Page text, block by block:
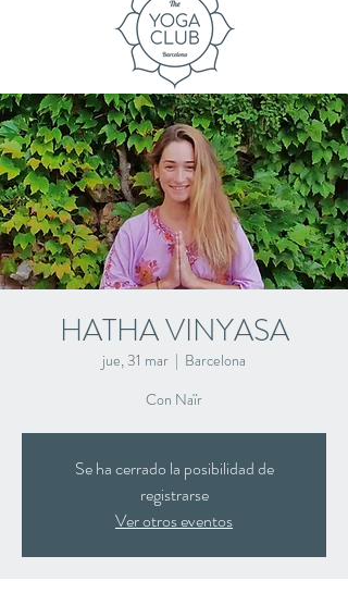
HATHA VINYASA
jue, 31 mar
  |
Barcelona
Con Naïr
Se ha cerrado la posibilidad de
registrarse
Ver otros eventos